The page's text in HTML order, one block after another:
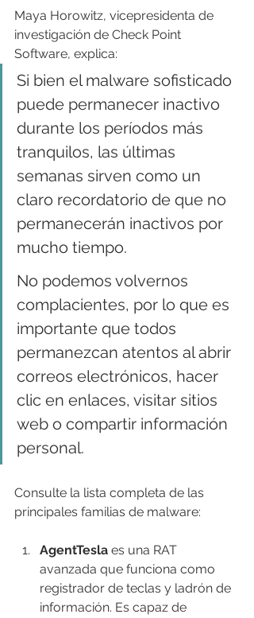
Maya Horowitz, vicepresidenta de
investigación de Check Point
Software, explica:
Si bien el malware sofisticado
puede permanecer inactivo
durante los períodos más
tranquilos, las últimas
semanas sirven como un
claro recordatorio de que no
permanecerán inactivos por
mucho tiempo.
No podemos volvernos
complacientes, por lo que es
importante que todos
permanezcan atentos al abrir
correos electrónicos, hacer
clic en enlaces, visitar sitios
web o compartir información
personal.
Consulte la lista completa de las
principales familias de malware:
AgentTesla es una RAT
avanzada que funciona como
registrador de teclas y ladrón de
información. Es capaz de